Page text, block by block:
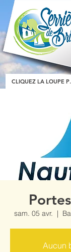
sam. 05 avr.
  |
Aucun